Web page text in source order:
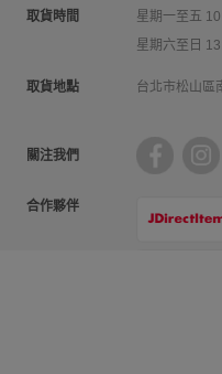
取貨時間
星期一至五
星期六至日
取貨地點 台北市松山區
關注我們
合作夥伴